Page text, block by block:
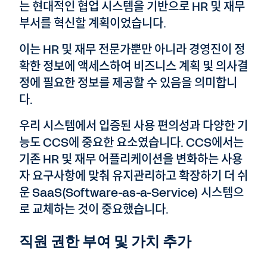
는 현대적인 협업 시스템을 기반으로 HR 및 재무
부서를 혁신할 계획이었습니다.
이는 HR 및 재무 전문가뿐만 아니라 경영진이 정
확한 정보에 액세스하여 비즈니스 계획 및 의사결
정에 필요한 정보를 제공할 수 있음을 의미합니
다.
우리 시스템에서 입증된 사용 편의성과 다양한 기
능도 CCS에 중요한 요소였습니다. CCS에서는
기존 HR 및 재무 어플리케이션을 변화하는 사용
자 요구사항에 맞춰 유지관리하고 확장하기 더 쉬
운 SaaS(Software-as-a-Service) 시스템으
로 교체하는 것이 중요했습니다.
직원 권한 부여 및 가치 추가